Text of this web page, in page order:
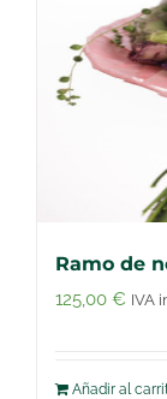
Ramo de
125,00 € IVA
Añadir al